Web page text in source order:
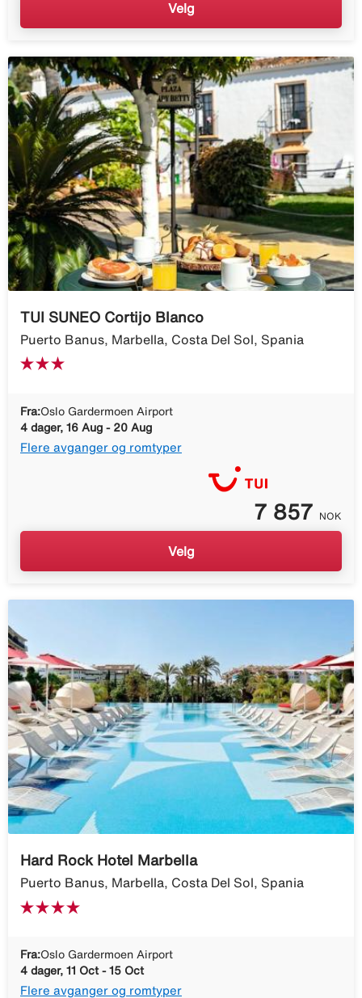
Velg
TUI SUNEO Cortijo Blanco
Puerto Banus, Marbella, Costa Del Sol, Spania
Fra:Oslo Gardermoen Airport
4 dager, 16 Aug - 20 Aug
Flere avganger og romtyper
7 857 NOK
Velg
Hard Rock Hotel Marbella
Puerto Banus, Marbella, Costa Del Sol, Spania
Fra:Oslo Gardermoen Airport
4 dager, 11 Oct - 15 Oct
Flere avganger og romtyper